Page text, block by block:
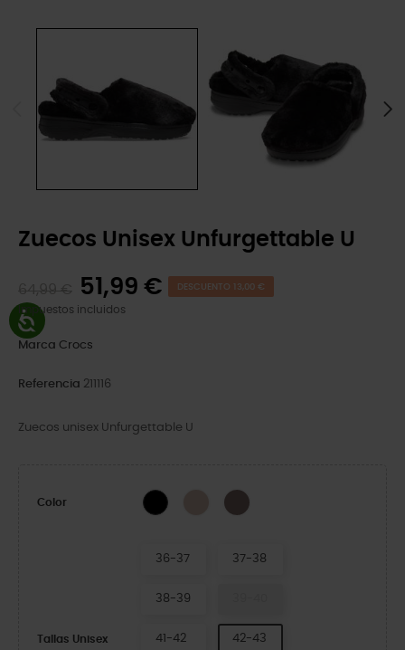
Zuecos Unisex Unfurgettable U
51,99 € DESCUENTO 13,00 €
Impuestos incluidos
Marca Crocs
Referencia 211116
Zuecos unisex Unfurgettable U
Color Black Mushroom
Tallas Unisex
36-37 37-38
38-39
41-42 42-43